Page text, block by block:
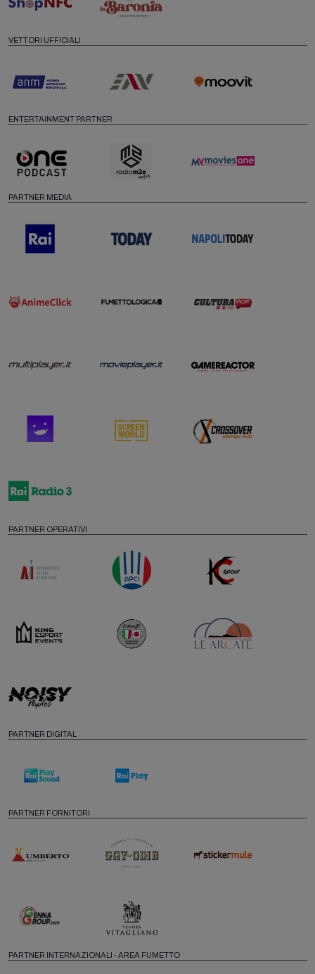
VETTORI UFFICIALI
ENTERTAINMENT PARTNER
PARTNER MEDIA
PARTNER OPERATIVI
PARTNER DIGITAL
PARTNER FORNITORI
PARTNER INTERNAZIONALI - AREA FUMETTO